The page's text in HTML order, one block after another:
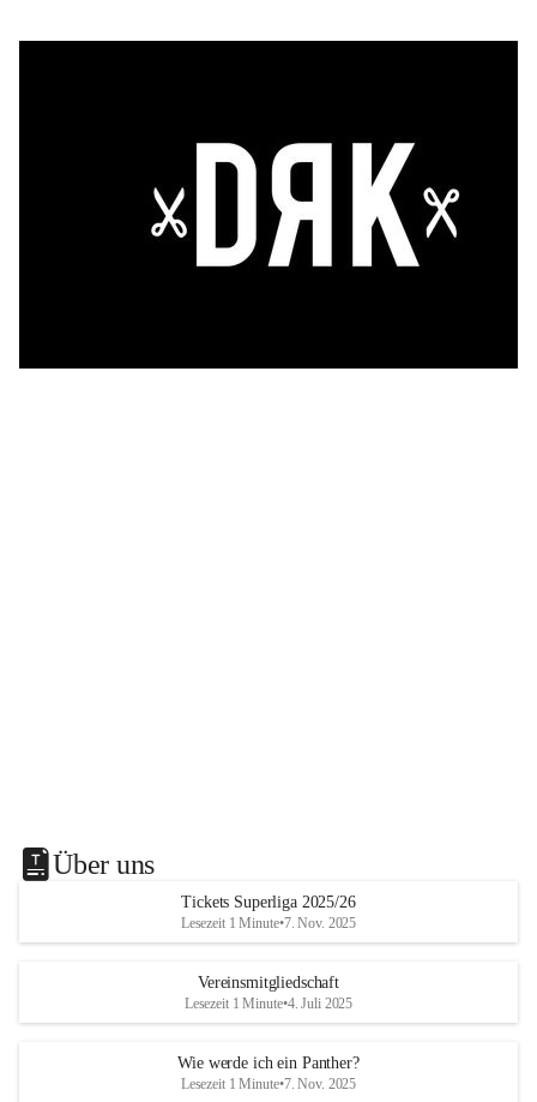
Über uns
Tickets Superliga 2025/26
Lesezeit 1 Minute•7. Nov. 2025
Vereinsmitgliedschaft
Lesezeit 1 Minute•4. Juli 2025
Wie werde ich ein Panther?
Lesezeit 1 Minute•7. Nov. 2025